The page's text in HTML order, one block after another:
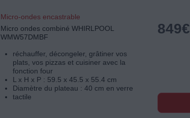
Micro-ondes encastrable
Micro ondes combiné WHIRLPOOL
WMW57DMBF
réchauffer, décongeler, grâtiner vos
plats, vos pizzas et cuisiner avec la
fonction four
L x H x P : 59.5 x 45.5 x 55.4 cm
Diamètre du plateau : 40 cm en verre
tactile
849€